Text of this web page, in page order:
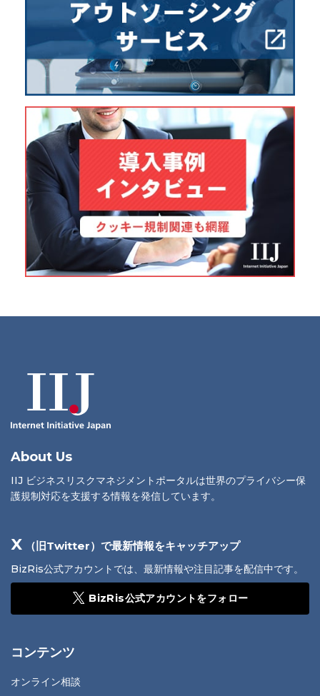
About Us
IIJ ビジネスリスクマネジメントポータルは世界のプライバシー保
護規制対応を支援する情報を発信しています。
X （旧Twitter）で最新情報をキャッチアップ
BizRis公式アカウントでは、最新情報や注目記事を配信中です。
BizRis公式アカウントをフォロー
コンテンツ
オンライン相談